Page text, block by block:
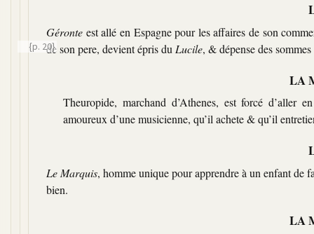
Géronte est allé en Espagne pour les affaires de son
de son pere,
{p. 20} devient épris du Lucile, & dépense des
LA
Theuropide, marchand d’Athenes, est forcé d’aller
amoureux d’une musicienne, qu’il achete & qu’il
Le Marquis, homme unique pour apprendre à un enfant de
bien.
LA